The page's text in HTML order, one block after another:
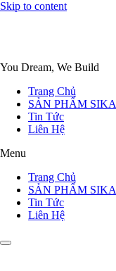
Skip to content
You Dream, We Build
Trang Chủ
SẢN PHẨM SIKA
Tin Tức
Liên Hệ
Menu
Trang Chủ
SẢN PHẨM SIKA
Tin Tức
Liên Hệ